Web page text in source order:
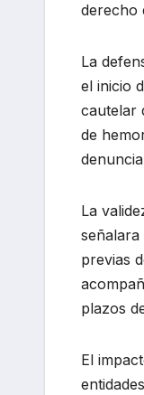
derecho
La
el inicio
cautelar
de
La
previas
plazos
El